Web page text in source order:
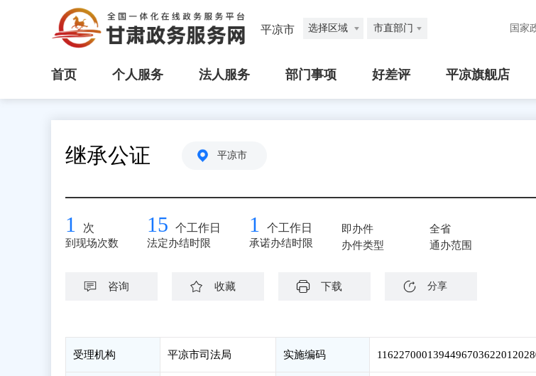
平凉市 选择区域 市直部门 国家
首页 个人服务 法人服务 部门事项 好差评 平凉旗舰店
继承公证 平凉市
1 次
到现场次数
15 个工作日
法定办结时限
1 个工作日
承诺办结时限
即办件
办件类型
全省
通办范围
咨询 收藏 下载 分享
受理机构 平凉市司法局 实施编码